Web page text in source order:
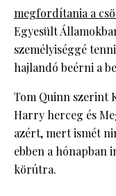
megfordítania a
Egyesült
személyiséggé
hajlandó beérni a
Tom Quinn szerint
Harry herceg és
azért, mert ismét
ebben a hónapban
körútra.